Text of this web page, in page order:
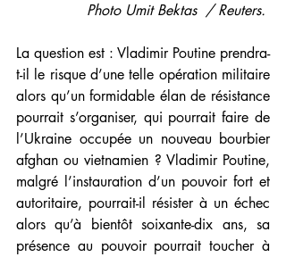
Photo Umit Bektas  / Reuters.
La question est : Vladimir Poutine prendra-
t-il le risque d’une telle opération militaire
alors qu’un formidable élan de résistance
pourrait s’organiser, qui pourrait faire de
l’Ukraine occupée un nouveau bourbier
afghan ou vietnamien ? Vladimir Poutine,
malgré l’instauration d’un pouvoir fort et
autoritaire, pourrait-il résister à un échec
alors qu’à bientôt soixante-dix ans, sa
présence au pouvoir pourrait toucher à